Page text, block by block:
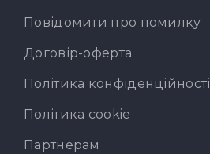
Повідомити про помилку
Договір-оферта
Політика конфіденційності
Політика cookie
Партнерам